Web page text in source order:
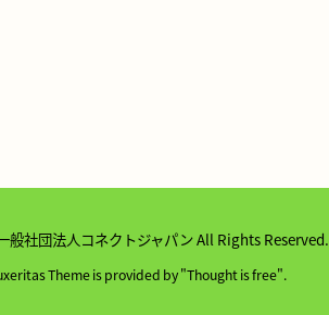
般社団法人コネクトジャパンAll Rights Reserved.
Theme is provided by "Thought is free".